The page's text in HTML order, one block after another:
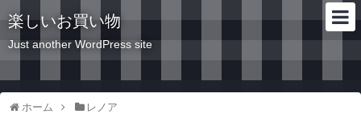
楽しいお買い物
Just another WordPress site
ホーム レノア